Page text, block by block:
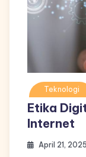
Teknologi
Etika
Internet
April 21, 2025